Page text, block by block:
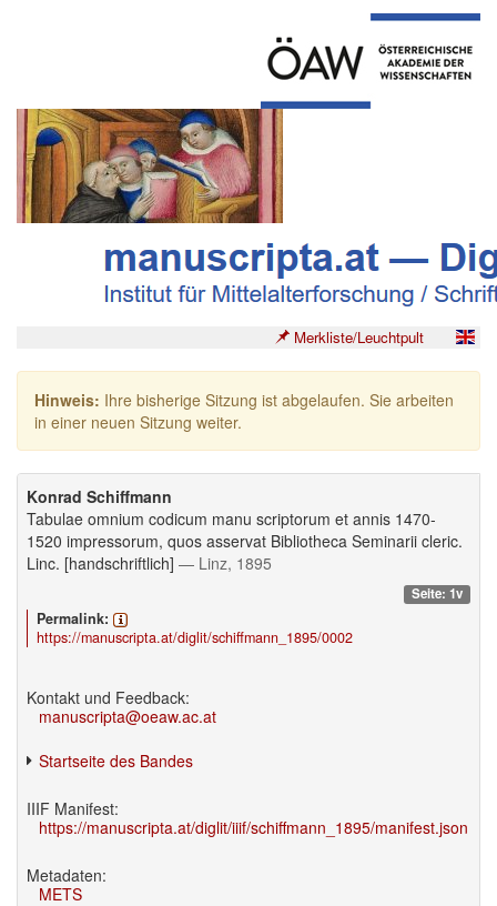
Merkliste/Leuchtpult
Hinweis: Ihre bisherige Sitzung ist abgelaufen. Sie arbeiten
in einer neuen Sitzung weiter.
Konrad Schiffmann
Tabulae omnium codicum manu scriptorum et annis 1470-
1520 impressorum, quos asservat Bibliotheca Seminarii cleric.
Linc. [handschriftlich] — Linz, 1895
Seite: 1v
Permalink:
https://manuscripta.at/diglit/schiffmann_1895/0002
Kontakt und Feedback:
manuscripta@oeaw.ac.at
Startseite des Bandes
IIIF Manifest:
https://manuscripta.at/diglit/iiif/schiffmann_1895/manifest.json
Metadaten:
METS